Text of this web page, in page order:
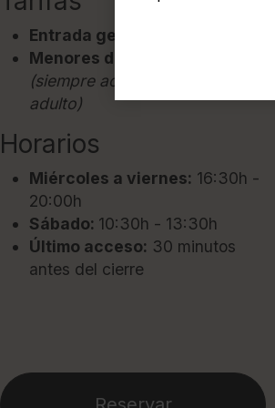
Entrada general:
Menores de 16 años:
(siempre acompañados por un
adulto)
Horarios
Miércoles a viernes: 16:30h -
20:00h
Sábado: 10:30h - 13:30h
Último acceso: 30 minutos
antes del cierre